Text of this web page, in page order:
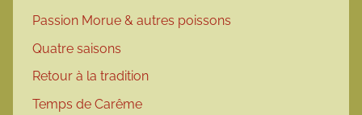
Passion Morue & autres poissons
Quatre saisons
Retour à la tradition
Temps de Carême